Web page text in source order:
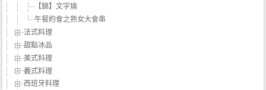
【錦】文字燒
午餐約會之熟女大會串
法式料理
甜點冰品
美式料理
義式料理
西班牙料理